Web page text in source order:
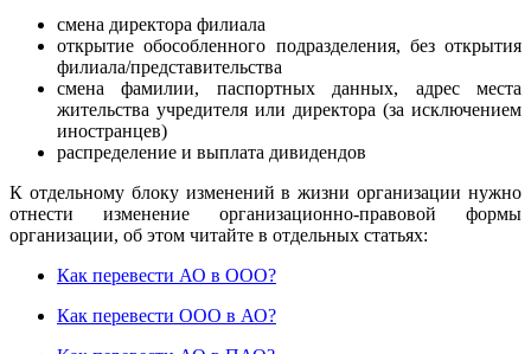
смена директора филиала
открытие обособленного подразделения, без открытия
филиала/представительства
смена фамилии, паспортных данных, адрес места
жительства учредителя или директора (за исключением
иностранцев)
распределение и выплата дивидендов
К отдельному блоку изменений в жизни организации нужно
отнести изменение организационно-правовой формы
организации, об этом читайте в отдельных статьях:
Как перевести АО в ООО?
Как перевести ООО в АО?